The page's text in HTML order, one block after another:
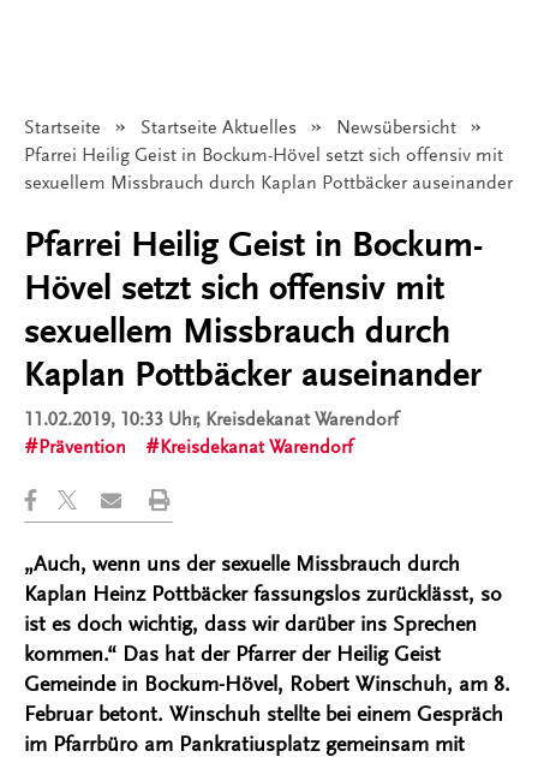
Startseite Startseite Aktuelles
Newsübersicht
Angezeigt:
Pfarrei Heilig Geist in Bockum-Hövel setzt sich offensiv mit
sexuellem Missbrauch durch Kaplan Pottbäcker auseinander
Pfarrei Heilig Geist in Bockum-
Hövel setzt sich offensiv mit
sexuellem Missbrauch durch
Kaplan Pottbäcker auseinander
11.02.2019, 10:33 Uhr, Kreisdekanat Warendorf
Prävention
Kreisdekanat Warendorf
„Auch, wenn uns der sexuelle Missbrauch durch
Kaplan Heinz Pottbäcker fassungslos zurücklässt, so
ist es doch wichtig, dass wir darüber ins Sprechen
kommen.“ Das hat der Pfarrer der Heilig Geist
Gemeinde in Bockum-Hövel, Robert Winschuh, am 8.
Februar betont. Winschuh stellte bei einem Gespräch
im Pfarrbüro am Pankratiusplatz gemeinsam mit